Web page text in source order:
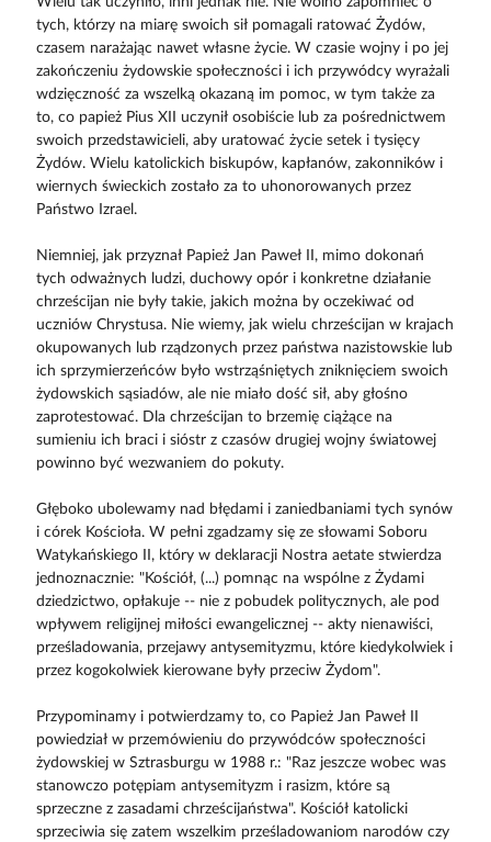
tych, którzy na miarę swoich sił pomagali ratować Żydów,
czasem narażając nawet własne życie. W czasie wojny i po jej
zakończeniu żydowskie społeczności i ich przywódcy wyrażali
wdzięczność za wszelką okazaną im pomoc, w tym także za
to, co papież Pius XII uczynił osobiście lub za pośrednictwem
swoich przedstawicieli, aby uratować życie setek i tysięcy
Żydów. Wielu katolickich biskupów, kapłanów, zakonników i
wiernych świeckich zostało za to uhonorowanych przez
Państwo Izrael.
Niemniej, jak przyznał Papież Jan Paweł II, mimo dokonań
tych odważnych ludzi, duchowy opór i konkretne działanie
chrześcijan nie były takie, jakich można by oczekiwać od
uczniów Chrystusa. Nie wiemy, jak wielu chrześcijan w krajach
okupowanych lub rządzonych przez państwa nazistowskie lub
ich sprzymierzeńców było wstrząśniętych zniknięciem swoich
żydowskich sąsiadów, ale nie miało dość sił, aby głośno
zaprotestować. Dla chrześcijan to brzemię ciążące na
sumieniu ich braci i sióstr z czasów drugiej wojny światowej
powinno być wezwaniem do pokuty.
Głęboko ubolewamy nad błędami i zaniedbaniami tych synów
i córek Kościoła. W pełni zgadzamy się ze słowami Soboru
Watykańskiego II, który w deklaracji Nostra aetate stwierdza
jednoznacznie: "Kościół, (...) pomnąc na wspólne z Żydami
dziedzictwo, opłakuje -- nie z pobudek politycznych, ale pod
wpływem religijnej miłości ewangelicznej -- akty nienawiści,
prześladowania, przejawy antysemityzmu, które kiedykolwiek i
przez kogokolwiek kierowane były przeciw Żydom".
Przypominamy i potwierdzamy to, co Papież Jan Paweł II
powiedział w przemówieniu do przywódców społeczności
żydowskiej w Sztrasburgu w 1988 r.: "Raz jeszcze wobec was
stanowczo potępiam antysemityzm i rasizm, które są
sprzeczne z zasadami chrześcijaństwa". Kościół katolicki
sprzeciwia się zatem wszelkim prześladowaniom narodów czy